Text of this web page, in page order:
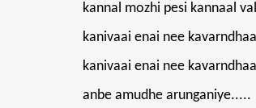
kannal mozhi pesi kannaal
kanivaai enai nee
kanivaai enai nee
anbe amudhe arunganiye.....